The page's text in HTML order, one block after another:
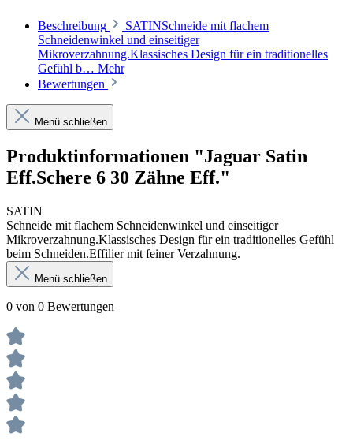
Beschreibung
SATINSchneide mit flachem
Schneidenwinkel und einseitiger
Mikroverzahnung.Klassisches Design für ein traditionelles
Gefühl b… Mehr
Bewertungen
Menü schließen
Produktinformationen "Jaguar Satin
Eff.Schere 6 30 Zähne Eff."
SATIN
Schneide mit flachem Schneidenwinkel und einseitiger
Mikroverzahnung.Klassisches Design für ein traditionelles Gefühl
beim Schneiden.Effilier mit feiner Verzahnung.
Menü schließen
0 von 0 Bewertungen